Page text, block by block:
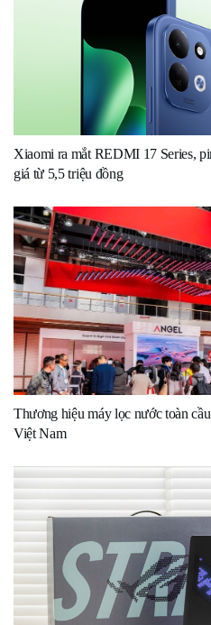
Xiaomi ra mắt REDMI 17 Series,
giá từ 5,5 triệu đồng
Thương hiệu máy lọc nước toàn
Việt Nam